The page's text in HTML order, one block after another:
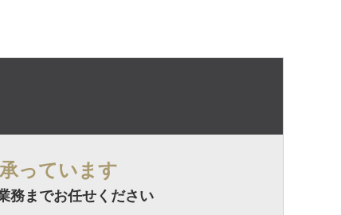
っています
務までお任せください